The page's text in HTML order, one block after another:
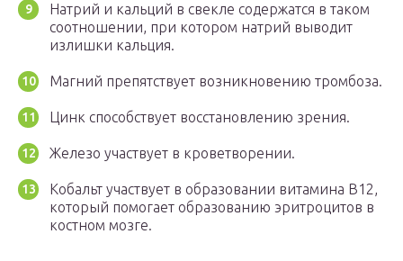
Натрий и кальций в свекле содержатся в таком
соотношении, при котором натрий выводит
излишки кальция.
Магний препятствует возникновению тромбоза.
Цинк способствует восстановлению зрения.
Железо участвует в кроветворении.
Кобальт участвует в образовании витамина В12,
который помогает образованию эритроцитов в
костном мозге.